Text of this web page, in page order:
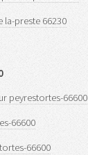
la-preste 66230
peyrestortes-66600
66600
66600